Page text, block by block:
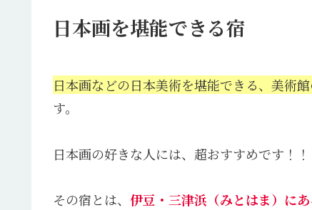
日本画を堪能できる宿
日本画などの日本美術を堪能できる、美術
す。
日本画の好きな人には、超おすすめです！！
その宿とは、 伊豆・三津浜（みとはま）に